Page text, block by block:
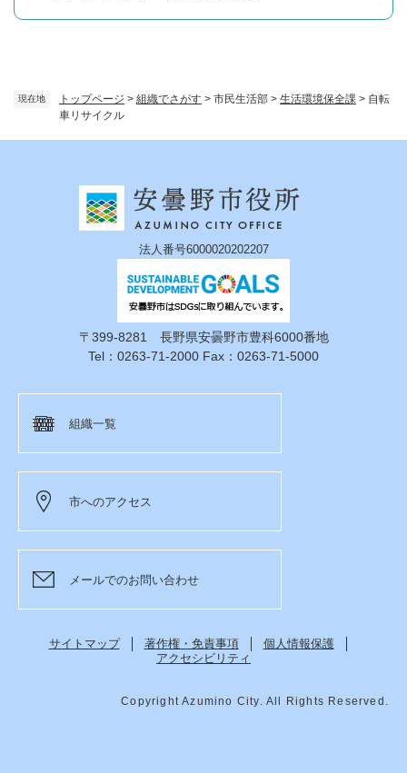
現在地 トップページ > 組織でさがす > 市民生活部 > 生活環境保全課 > 自転
車リサイクル
法人番号6000020202207
〒399-8281 長野県安曇野市豊科6000番地
Tel：0263-71-2000 Fax：0263-71-5000
組織一覧
市へのアクセス
メールでのお問い合わせ
サイトマップ 著作権・免責事項
個人情報保護
アクセシビリティ
Copyright Azumino City. All Rights Reserved.